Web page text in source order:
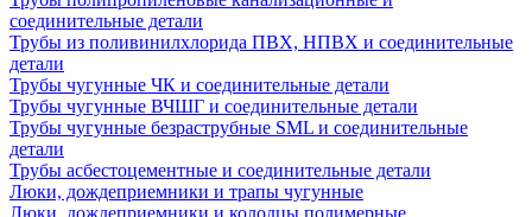
соединительные детали
Трубы из поливинилхлорида ПВХ, НПВХ и соединительные
детали
Трубы чугунные ЧК и соединительные детали
Трубы чугунные ВЧШГ и соединительные детали
Трубы чугунные безраструбные SML и соединительные
детали
Трубы асбестоцементные и соединительные детали
Люки, дождеприемники и трапы чугунные
Люки, дождеприемники и колодцы полимерные